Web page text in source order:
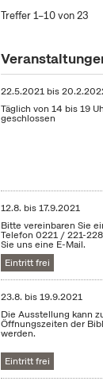
Treffer 1–10 von 23
22.5.2021 bis
Täglich von 14 bis 19
geschlossen
12.8. bis17.9.2021
Bitte vereinbaren Sie
Telefon 0221 / 221-
Sie uns eine E-Mail.
Eintritt frei
23.8. bis19.9.2021
Die Ausstellung kann
Öffnungszeiten der
werden.
Eintritt frei